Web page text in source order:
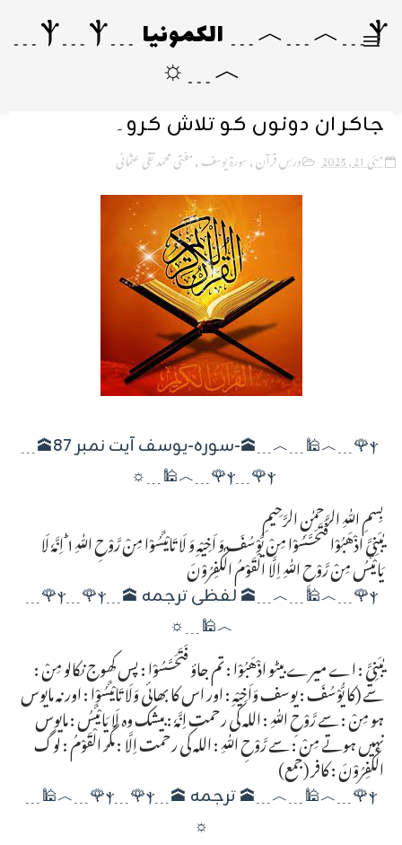
Ⲯ﹍︿﹍︿﹍ الکمونیا ﹍Ⲯ﹍Ⲯ﹍
︿﹍☼
جاکر ان دونوں کو تلاش کرو۔
مئی 21, 2025 درسِ قرآن,سورۃ یوسف,مفتی محمد تقی عثمانی
ⲯ🌹﹍︿🕌﹍︿﹍🕋-سورہ-یوسف آیت نمبر 87🕋﹍
ⲯ﹍🌹ⲯ🌹﹍︿🕌﹍☼
بِسمِ اللّٰہِ الرَّحمٰنِ الرَّحِیمِ
یٰبَنِیَّ اذْهَبُوْا فَتَحَسَّسُوْا مِنْ یُّوْسُفَ وَ اَخِیْهِ وَ لَا تَایْئَسُوْا مِنْ رَّوْحِ اللّٰهِ١ؕ اِنَّهٗ لَا
یَایْئَسُ مِنْ رَّوْحِ اللّٰهِ اِلَّا الْقَوْمُ الْكٰفِرُوْنَ
ⲯ🌹﹍︿🕌﹍︿﹍🕋 لفظی ترجمہ 🕋﹍ⲯ﹍🌹ⲯ🌹﹍
︿🕌﹍☼
يٰبَنِيَّ : اے میرے بیٹو اذْهَبُوْا : تم جاؤ فَتَحَسَّسُوْا : پس کھوج نکالو مِنْ :
سے (کا يُّوْسُفَ : یوسف وَاَخِيْهِ : اور اس کا بھائی وَلَا تَايْئَسُوْا : اور نہ مایوس
ہو مِنْ : سے رَّوْحِ اللّٰهِ : اللہ کی رحمت اِنَّهٗ : بیشک وہ لَا يَايْئَسُ : مایوس
نہیں ہوتے مِنْ : سے رَّوْحِ اللّٰهِ : اللہ کی رحمت اِلَّا : مگر الْقَوْمُ : لوگ
الْكٰفِرُوْنَ : کافر (جمع)
ⲯ🌹﹍︿🕌﹍︿﹍🕋 ترجمہ 🕋﹍ⲯ﹍🌹ⲯ🌹﹍︿🕌﹍
☼